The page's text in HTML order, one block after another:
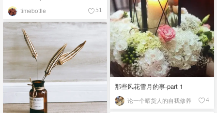
机
timebottle 51
那些风花雪月的事-part 1
论一个晒货人的自我修养 4